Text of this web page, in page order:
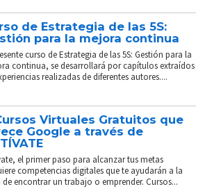
de Estrategia de las 5S:
para la mejora continua
curso de Estrategia de las 5S: Gestión para la
continua, se desarrollará por capítulos extraídos
realizadas de diferentes autores....
Virtuales Gratuitos que
Google a través de
el primer paso para alcanzar tus metas
competencias digitales que te ayudarán a la
encontrar un trabajo o emprender. Cursos...